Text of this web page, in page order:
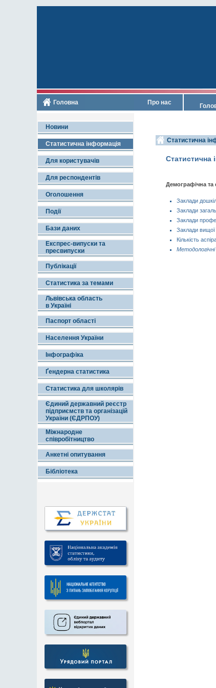
Головна Про нас
Новини
Статистична інформація
Для користувачів
Для респондентів
Оголошення
Події
Бази даних
Експрес-випуски та
пресвипуски
Публікації
Статистика за темами
Львівська область
в Україні
Паспорт області
Населення України
Інфографіка
Ґендерна статистика
Статистика для школярів
Єдиний державний реєстр
підприємств та організацій
України (ЄДРПОУ)
Міжнародне
співробітництво
Анкетні опитування
Бібліотека
Статистична
Статистична
Демографічна та
Заклади
Заклади
Заклади
Заклади вищої
Кількість